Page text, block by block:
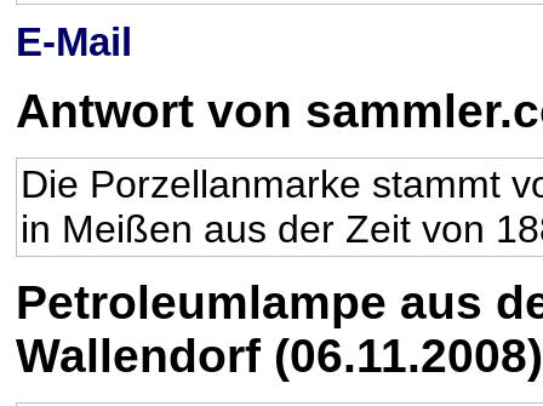
E-Mail
Antwort von
Die Porzellanmarke stammt
in Meißen aus der Zeit von
Petroleumlampe aus
Wallendorf (06.11.2008)